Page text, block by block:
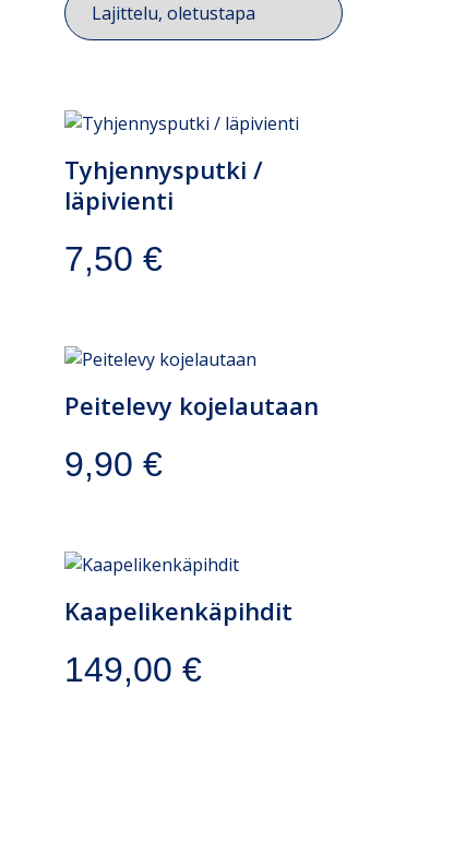
Tyhjennysputki /
läpivienti
7,50€
Peitelevy kojelautaan
9,90€
Kaapelikenkäpihdit
149,00€